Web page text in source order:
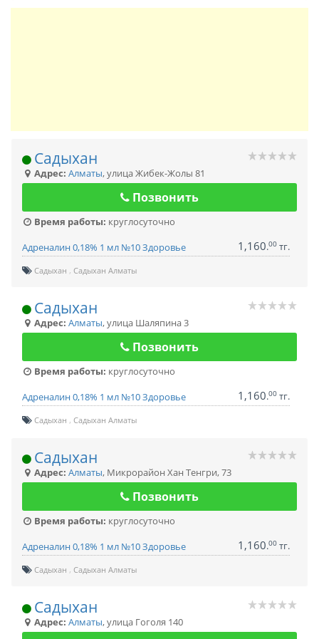
Садыхан
Адрес: Алматы,улица Жибек-Жолы 81
Позвонить
Время работы: круглосуточно
Адреналин 0,18% 1 мл №10 Здоровье
1,160.00 тг.
Садыхан Садыхан Алматы
Садыхан
Адрес: Алматы,улица Шаляпина 3
Позвонить
Время работы: круглосуточно
Адреналин 0,18% 1 мл №10 Здоровье
1,160.00 тг.
Садыхан Садыхан Алматы
Садыхан
Адрес: Алматы, Микрорайон Хан Тенгри, 73
Позвонить
Время работы: круглосуточно
Адреналин 0,18% 1 мл №10 Здоровье
1,160.00 тг.
Садыхан Садыхан Алматы
Садыхан
Адрес: Алматы,улица Гоголя 140